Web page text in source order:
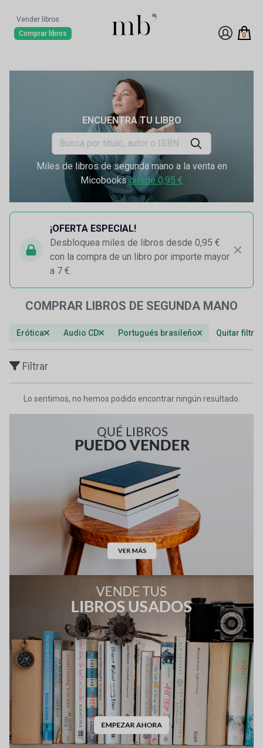
Vender libros
Comprar libros
0
ENCUENTRA TU LIBRO
Miles de libros de segunda mano a la venta en
Micobooksdesde 0,95 €
¡OFERTA ESPECIAL!
Desbloquea miles de libros desde 0,95 €
con la compra de un libro por importe mayor
a 7 €.
COMPRAR LIBROS DE SEGUNDA MANO
Erótica Audio CD Portugués brasileño Quitar
Filtrar
Lo sentimos, no hemos podido encontrar ningún resultado.